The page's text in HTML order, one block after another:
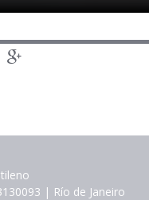
| Río de Janeiro